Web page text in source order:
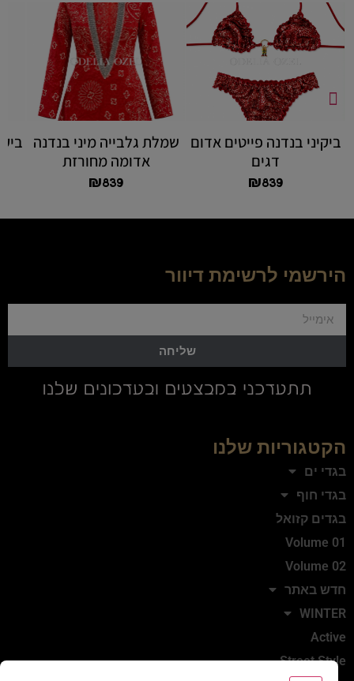
ביקיני בנדנה פייטים אדום
דגים
₪839
שמלת גלבייה מיני בנדנה
אדומה מחורזת
₪839
הירשמי לרשימת דיוור
שליחה
הקטגוריות שלנו
בגדי ים
בגדי חוף
בגדים קזואל
Volume 01
Volume 02
חדש באתר
WINTER
Active
Street Style